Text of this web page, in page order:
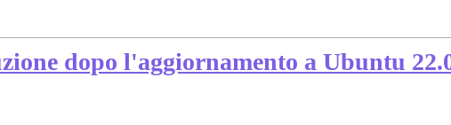
dopo l'aggiornamento a Ubuntu